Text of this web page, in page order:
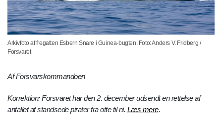
Arkivfoto af fregatten Esbern Snare i Guinea-bugten. Foto: Anders V. Fridberg /
Forsvaret
Af Forsvarskommandoen
Korrektion: Forsvaret har den 2. december udsendt en rettelse af
antallet af standsede pirater fra otte til ni. Læs mere.